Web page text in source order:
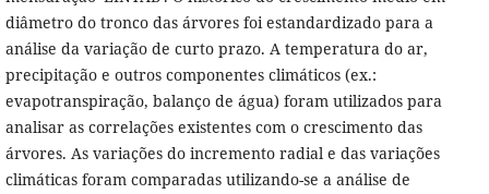
diâmetro do tronco das árvores foi estandardizado para a
análise da variação de curto prazo. A temperatura do ar,
precipitação e outros componentes climáticos (ex.:
evapotranspiração, balanço de água) foram utilizados para
analisar as correlações existentes com o crescimento das
árvores. As variações do incremento radial e das variações
climáticas foram comparadas utilizando-se a análise de